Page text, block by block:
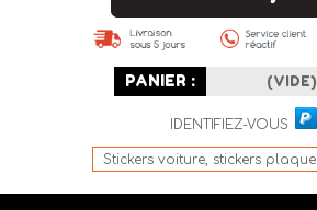
PANIER : (VIDE)
IDENTIFIEZ-VOUS